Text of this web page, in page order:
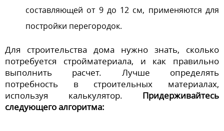
составляющей от 9 до 12 см, применяются для
постройки перегородок.
Для строительства дома нужно знать, сколько
потребуется стройматериала, и как правильно
выполнить расчет. Лучше определять
потребность в строительных материалах,
используя калькулятор. Придерживайтесь
следующего алгоритма: